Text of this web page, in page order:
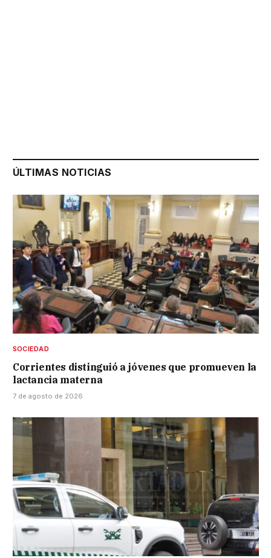
ÚLTIMAS NOTICIAS
SOCIEDAD
Corrientes distinguió a jóvenes que promueven la
lactancia materna
7 de agosto de 2026